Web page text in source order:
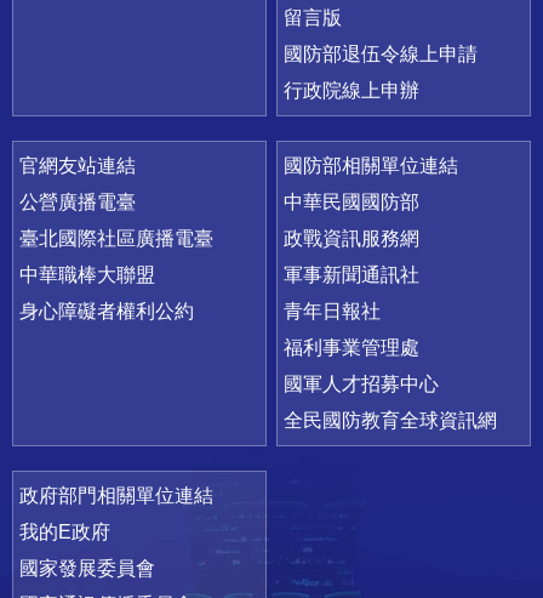
留言版
國防部退伍令線上申請
行政院線上申辦
官網友站連結
公營廣播電臺
臺北國際社區廣播電臺
中華職棒大聯盟
身心障礙者權利公約
國防部相關單位連結
中華民國國防部
政戰資訊服務網
軍事新聞通訊社
青年日報社
福利事業管理處
國軍人才招募中心
全民國防教育全球資訊網
政府部門相關單位連結
我的E政府
國家發展委員會